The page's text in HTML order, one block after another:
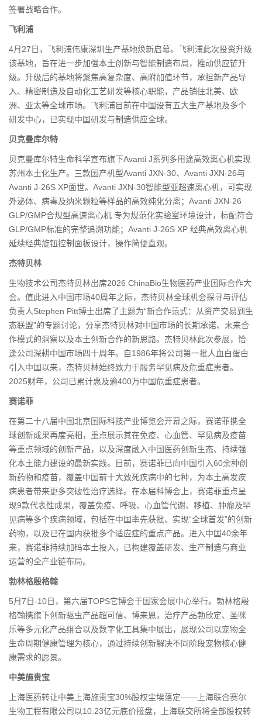
签署战略合作。
飞利浦
4月27日，飞利浦伟康深圳生产基地焕新启幕。飞利浦此次投资升级
该基地，旨在进一步加强本土创新与智能制造布局，推动供应链升
级。升级后的基地将聚焦高复杂度、高附加值环节，承担新产品导
入、精密制造及自动化工艺研发等核心职能，产品销往北美、欧
洲、亚太等全球市场。飞利浦目前在中国设有五大生产基地及多个
研发中心，已实现中国研发与制造供应全球。
贝克曼库尔特
贝克曼库尔特生命科学宣布旗下Avanti J系列多用途高效离心机实现
苏州本土化生产。三款国产机型Avanti JXN-30、Avanti JXN-26与
Avanti J-26S XP面世。Avanti JXN-30智能型亚超速离心机，可实现
外泌体、病毒及纳米颗粒等样品的高效纯化分离；Avanti JXN-26
GLP/GMP合规型高速离心机 专为规范化实验室环境设计，标配符合
GLP/GMP标准的完整追溯功能；Avanti J-26S XP 经典高效离心机
延续经典旋钮控制面板设计，操作简便直观。
杰特贝林
生物技术公司杰特贝林出席2026 ChinaBio生物医药产业国际合作大
会。值此进入中国市场40周年之际，杰特贝林全球机会探寻与评估
负责人Stephen Pitt博士出席了主题为“新合作范式：从资产交易到生
态联盟”的专题讨论，分享杰特贝林对中国市场的长期承诺、未来合
作模式的洞察以及本土创新合作的新思路。杰特贝林此次参展，恰
逢公司深耕中国市场四十周年。自1986年将公司第一批人血白蛋白
引入中国以来，杰特贝林始终致力于服务罕见病及危重症患者。
2025财年，公司已累计惠及逾400万中国危重症患者。
赛诺菲
在第二十八届中国北京国际科技产业博览会开幕之际，赛诺菲携全
球创新成果再度亮相，重点展示其在免疫、心血管、罕见病及疫苗
等重点领域的创新产品，以及深度融入中国医药创新生态、持续强
化本土能力建设的最新实践。目前，赛诺菲已向中国引入60余种创
新药物和疫苗，覆盖中国前十大致死疾病中的七种，为本土高发疾
病患者带来更多突破性治疗选择。在本届科博会上，赛诺菲重点呈
现9款代表性成果，覆盖免疫、呼吸、心血管代谢、移植、肿瘤及罕
见病等多个疾病领域，包括在中国率先获批、实现“全球首发”的创新
药物，以及已在国内获批多个适应症的重点产品。进入中国40余年
来，赛诺菲持续加码本土投入，已构建覆盖研发、生产制造与商业
运营的全产业链布局。
勃林格殷格翰
5月7日-10日，第六届TOPS它博会于国家会展中心举行。勃林格殷
格翰携旗下创新驱虫产品超可信、博来恩，治疗产品勃欣定、圣咪
乐等多元化产品组合以及数字化工具集中展出，展现公司以宠物全
生命周期健康管理为核心，通过持续创新解决不同阶段宠物核心健
康需求的愿景。
中美施贵宝
上海医药转让中美上海施贵宝30%股权尘埃落定——上海联合赛尔
生物工程有限公司以10.23亿元底价接盘，上海联交所将全部股权转